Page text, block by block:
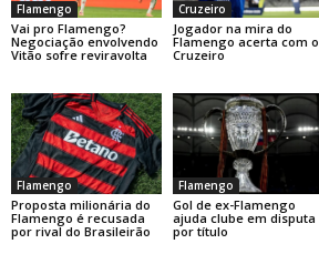
Flamengo
Vai pro Flamengo?
Negociação envolvendo
Vitão sofre reviravolta
Cruzeiro
Jogador na mira do
Flamengo acerta com o
Cruzeiro
Flamengo
Proposta milionária do
Flamengo é recusada
por rival do Brasileirão
Flamengo
Gol de ex-Flamengo
ajuda clube em disputa
por título